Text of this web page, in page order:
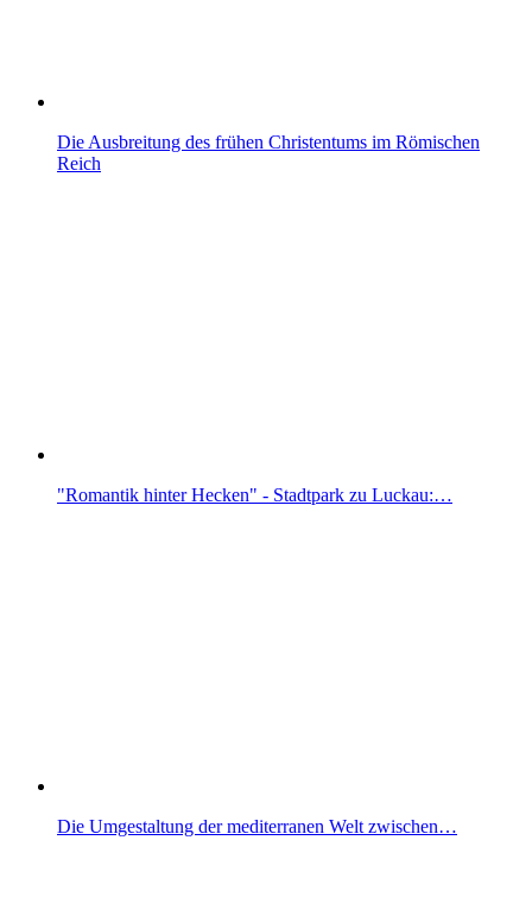
Die Ausbreitung des frühen Christentums im Römischen
Reich
"Romantik hinter Hecken" - Stadtpark zu Luckau:…
Die Umgestaltung der mediterranen Welt zwischen…